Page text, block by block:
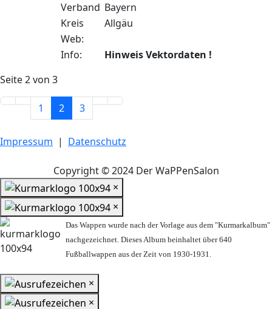
Verband Bayern
Kreis
Allgäu
Web:
Info:
Hinweis Vektordaten !
Seite 2 von 3
1 2 3
Impressum | Datenschutz
Copyright © 2024 Der WaPPenSalon
×
×
Das Wappen wurde nach der Vorlage aus dem "Kurmarkalbum"
nachgezeichnet. Dieses Album beinhaltet über 640
Fußballwappen aus der Zeit von 1930-1931.
×
×